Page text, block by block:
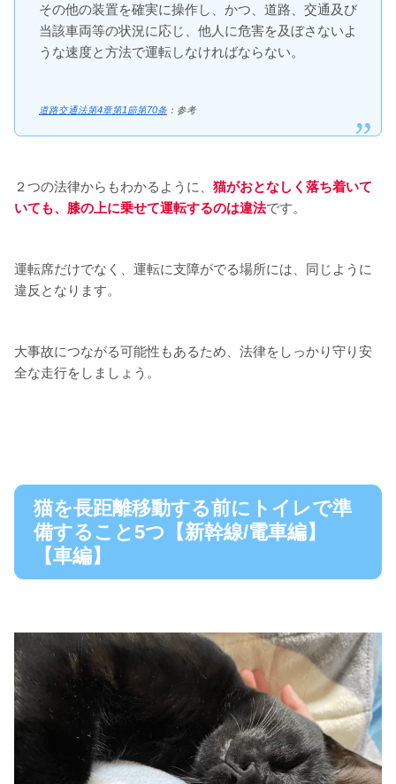
その他の装置を確実に操作し、かつ、道路、交通及び
当該車両等の状況に応じ、他人に危害を及ぼさないよ
うな速度と方法で運転しなければならない。
道路交通法第4章第1節第70条 ：参考
２つの法律からもわかるように、 猫がおとなしく落ち着いて
いても、膝の上に乗せて運転するのは違法です。
運転席だけでなく、運転に支障がでる場所には、同じように
違反となります。
大事故につながる可能性もあるため、法律をしっかり守り安
全な走行をしましょう。
猫を長距離移動する前にトイレで準
備すること5つ【新幹線/電車編】
【車編】